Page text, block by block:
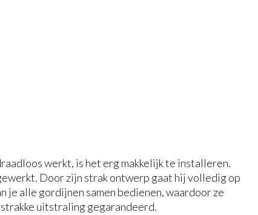
werkt, is het erg makkelijk te installeren.
Door zijn strak ontwerp gaat hij volledig op
je alle gordijnen samen bedienen, waardoor ze
uitstraling gegarandeerd.